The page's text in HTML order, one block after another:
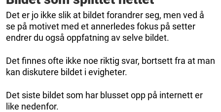
Det er jo ikke slik at bildet forandrer seg, men ved å
se på motivet med et annerledes fokus på setter
endrer du også oppfatning av selve bildet.
Det finnes ofte ikke noe riktig svar, bortsett fra at man
kan diskutere bildet i evigheter.
Det siste bildet som har blusset opp på internett er
like nedenfor.